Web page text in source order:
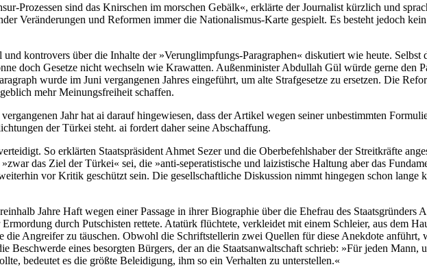
Prozessen sind das Knirschen im morschen Gebälk«, erklärte der Journalist kürzlich und
Veränderungen und Reformen immer die Nationalismus-Karte gespielt. Es besteht jedoch
kontrovers über die Inhalte der »Verunglimpfungs-Paragraphen« diskutiert wie heute.
doch Gesetze nicht wechseln wie Krawatten. Außenminister Abdullah Gül würde gerne den
wurde im Juni vergangenen Jahres eingeführt, um alte Strafgesetze zu ersetzen. Die
mehr Meinungsfreiheit schaffen.
Jahr hat ai darauf hingewiesen, dass der Artikel wegen seiner unbestimmten
der Türkei steht. ai fordert daher seine Abschaffung.
So erklärten Staatspräsident Ahmet Sezer und die Oberbefehlshaber der Streitkräfte
das Ziel der Türkei« sei, die »anti-seperatistische und laizistische Haltung aber das
vor Kritik geschützt sein. Die gesellschaftliche Diskussion nimmt hingegen schon lange
Jahre Haft wegen einer Passage in ihrer Biographie über die Ehefrau des
durch Putschisten rettete. Atatürk flüchtete, verkleidet mit einem Schleier, aus dem
die Angreifer zu täuschen. Obwohl die Schriftstellerin zwei Quellen für diese Anekdote
Beschwerde eines besorgten Bürgers, der an die Staatsanwaltschaft schrieb: »Für jeden
bedeutet es die größte Beleidigung, ihm so ein Verhalten zu unterstellen.«